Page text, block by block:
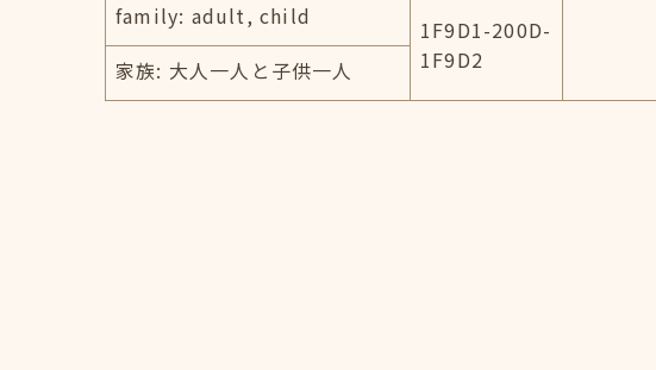
family: adult, child
1F9D1-200D-
1F9D2
家族: 大人一人と子供一人